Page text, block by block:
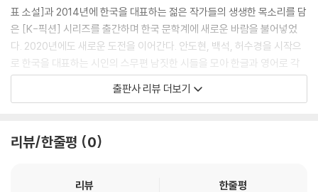
e works. Those who only deal in small change were superhero
es to me. The earth and neighbours and friendship were my m
asters, their hands and feet were prayers and books and sky,
food and poetry.
---「Poet’s Essay」중에서
표 소설]과 2014년에 한국을 대표하는 젊은 작가들의 생생한 목소리를 담
은 [K-픽션] 시리즈를 출간하며 한국 문학계에 새로운 바람을 불어넣었
다. 2020년에도 새로운 도전을 이어간다. 안도현, 백석, 허수경을 시작으
로 한국을 대표하는 시인의 스무편 남짓한 시들을 모아 한글과 영어로 각
각 발간하여 소개할 예정이다. 시간이 흘러도 명작으로 손꼽히는 한국 대
표시인들의 대표시들은 지난 시대의 삶을 재생시켜주고 삶의 보편적 문제
출판사 리뷰 더보기
리뷰/한줄평 0
리뷰
한줄평